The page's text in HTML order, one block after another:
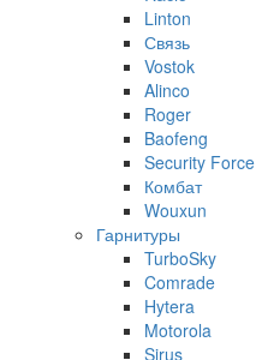
Linton
Связь
Vostok
Alinco
Roger
Baofeng
Security Force
Комбат
Wouxun
Гарнитуры
TurboSky
Comrade
Hytera
Motorola
Sirus